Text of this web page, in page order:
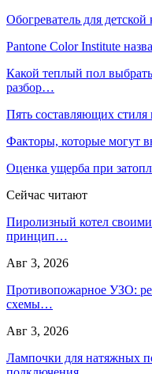
Обогреватель для
Pantone Color Institute
Какой теплый пол
разбор…
Пять составляющих стиля
Факторы, которые могут
Оценка ущерба при
Сейчас читают
Пиролизный котел
принцип…
Авг 3, 2026
Противопожарное УЗО:
схемы…
Авг 3, 2026
Лампочки для натяжных